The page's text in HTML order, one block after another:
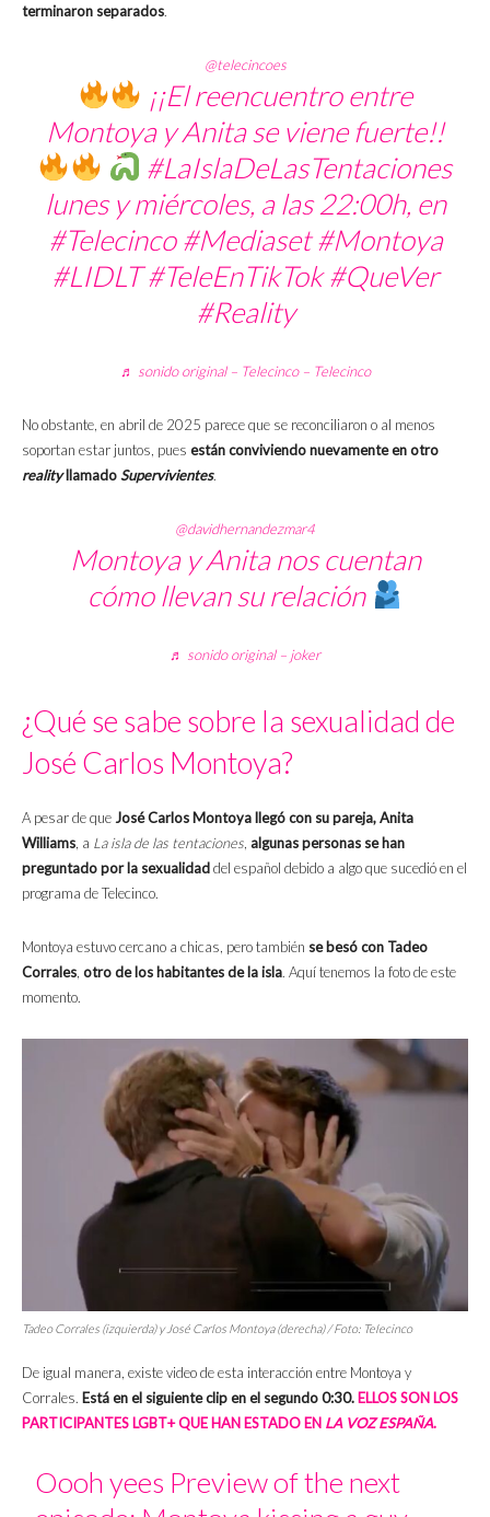
terminaron separados.
@telecincoes
¡¡El reencuentro entre
Montoya y Anita se viene fuerte!!
#LaIslaDeLasTentaciones
lunes y miércoles, a las 22:00h, en
#Telecinco #Mediaset #Montoya
#LIDLT #TeleEnTikTok #QueVer
#Reality
♬ sonido original – Telecinco – Telecinco
No obstante, en abril de 2025 parece que se reconciliaron o al menos
soportan estar juntos, pues están conviviendo nuevamente en otro
realityllamadoSupervivientes.
@davidhernandezmar4
Montoya y Anita nos cuentan
cómo llevan su relación
♬ sonido original – joker
¿Qué se sabe sobre la sexualidad de
José Carlos Montoya?
A pesar de que José Carlos Montoya llegó con su pareja, Anita
Williams , a La isla de las tentaciones algunas personas se han
preguntado por la sexualidaddel español debido a algo que sucedió en el
programa de Telecinco.
Montoya estuvo cercano a chicas, pero también se besó con Tadeo
Corrales otro de los habitantes de la isla. Aquí tenemos la foto de este
momento.
Tadeo Corrales (izquierda) y José Carlos Montoya (derecha) / Foto: Telecinco
De igual manera, existe video de esta interacción entre Montoya y
Corrales. Está en el siguiente clip en el segundo 0:30. ELLOS SON LOS
PARTICIPANTES LGBT+ QUE HAN ESTADO EN LA VOZ ESPAÑA.
Oooh yees Preview of the next